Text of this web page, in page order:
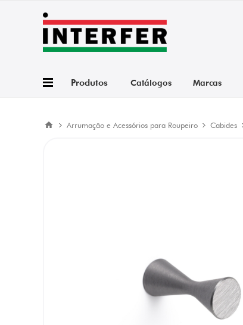
Produtos Catálogos Marcas
Arrumação e Acessórios para Roupeiro Cabides